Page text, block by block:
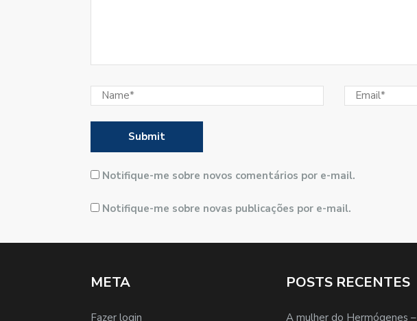
Notifique-me sobre novos comentários por e-mail.
Notifique-me sobre novas publicações por e-mail.
META
Fazer login
POSTS RECENTES
A mulher do Hermógenes –